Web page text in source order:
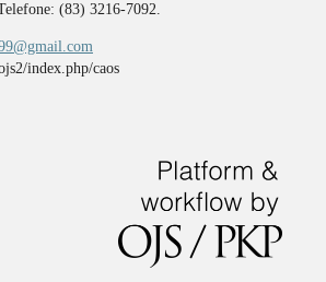
(83) 3216-7092.
index.php/caos